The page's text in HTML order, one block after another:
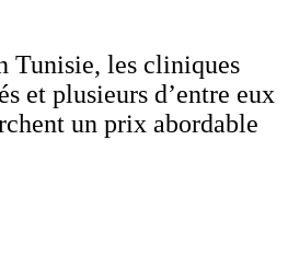
Tunisie, les cliniques
et plusieurs d’entre eux
un prix abordable